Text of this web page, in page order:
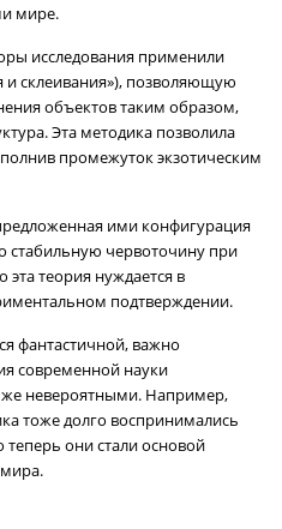
мире.
исследования применили
и склеивания»), позволяющую
объектов таким образом,
Эта методика позволила
промежуток экзотическим
ими конфигурация
стабильную червоточину при
теория нуждается в
подтверждении.
фантастичной, важно
современной науки
же невероятными. Например,
тоже долго воспринимались
они стали основой